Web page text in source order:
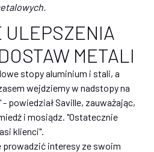
ULEPSZENIA
METALI
stopy aluminium i stali, a
wejdziemy w nadstopy na
powiedział Saville, zauważając,
i mosiądz. "Ostatecznie
klienci".
prowadzić interesy ze swoim